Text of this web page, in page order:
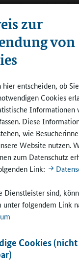
zur
von
hier entscheiden, ob
Cookies
Informationen
Diese
wie
Website nutzen.
zum Datenschutz
Link:
Dienstleister sind,
unter folgendem Link
Cookies (nicht
durch den
Garching,
aus, dass er in
wirkt.
Thomas Pfad
Fehler zu
habe
ist deutlich ruhiger
Zufall, denn mit den
sowohl die